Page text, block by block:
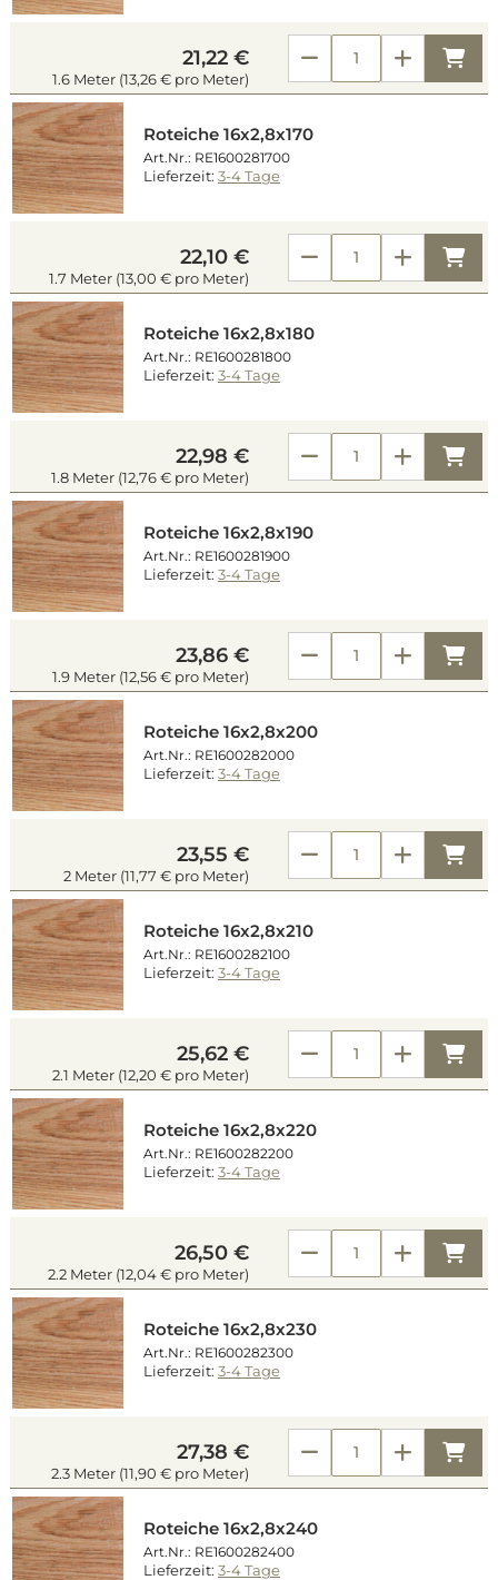
21,22 €
1.6 Meter (13,26 € pro Meter)
Roteiche 16x2,8x170
Art.Nr.: RE1600281700
Lieferzeit: 3-4 Tage
22,10 €
1.7 Meter (13,00 € pro Meter)
Roteiche 16x2,8x180
Art.Nr.: RE1600281800
Lieferzeit: 3-4 Tage
22,98 €
1.8 Meter (12,76 € pro Meter)
Roteiche 16x2,8x190
Art.Nr.: RE1600281900
Lieferzeit: 3-4 Tage
23,86 €
1.9 Meter (12,56 € pro Meter)
Roteiche 16x2,8x200
Art.Nr.: RE1600282000
Lieferzeit: 3-4 Tage
23,55 €
2 Meter (11,77 € pro Meter)
Roteiche 16x2,8x210
Art.Nr.: RE1600282100
Lieferzeit: 3-4 Tage
25,62 €
2.1 Meter (12,20 € pro Meter)
Roteiche 16x2,8x220
Art.Nr.: RE1600282200
Lieferzeit: 3-4 Tage
26,50 €
2.2 Meter (12,04 € pro Meter)
Roteiche 16x2,8x230
Art.Nr.: RE1600282300
Lieferzeit: 3-4 Tage
27,38 €
2.3 Meter (11,90 € pro Meter)
Roteiche 16x2,8x240
Art.Nr.: RE1600282400
Lieferzeit: 3-4 Tage